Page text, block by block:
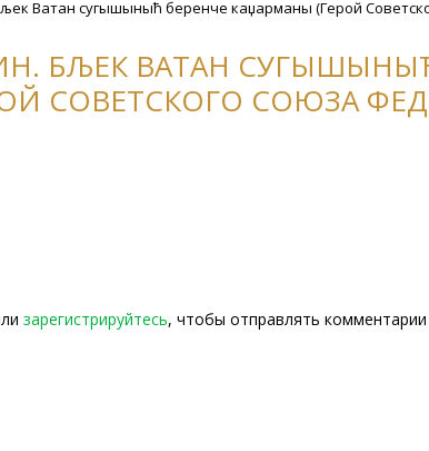
Ватан сугышыныћ беренче каџарманы (Герой
БЉЕК ВАТАН
СОВЕТСКОГО СОЮЗА
зарегистрируйтесь, чтобы отправлять комментарии